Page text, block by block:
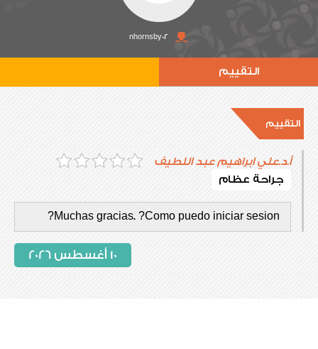
nhornsby02
التقييم
التقييم
أ.د.علي ابراهيم عبد اللطيف
جراحة عظام
Muchas gracias. ?Como puedo iniciar sesion?
10 أغسطس 2026